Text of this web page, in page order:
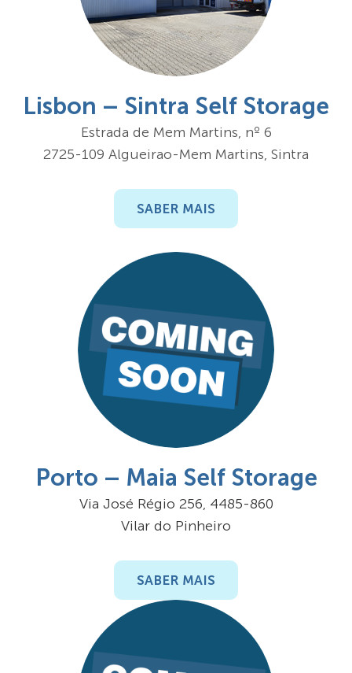
Lisbon – Sintra Self Storage
Estrada de Mem Martins, nº 6
2725-109 Algueirao-Mem Martins, Sintra
SABER MAIS
Porto – Maia Self Storage
Via José Régio 256, 4485-860
Vilar do Pinheiro
SABER MAIS